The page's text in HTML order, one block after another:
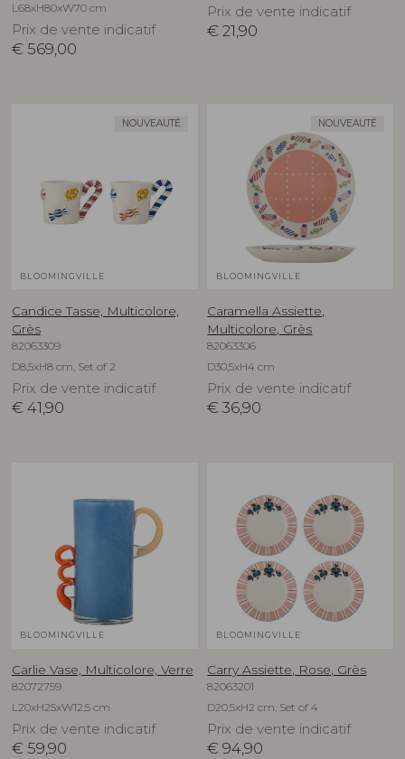
L68xH80xW70 cm
Prix de vente indicatif
€ 569,00
Prix de vente indicatif
€ 21,90
NOUVEAUTÉ
BLOOMINGVILLE
Candice Tasse, Multicolore,
Grès
82063309
D8,5xH8 cm, Set of 2
Prix de vente indicatif
€ 41,90
NOUVEAUTÉ
BLOOMINGVILLE
Caramella Assiette,
Multicolore, Grès
82063306
D30,5xH4 cm
Prix de vente indicatif
€ 36,90
BLOOMINGVILLE
Carlie Vase, Multicolore, Verre
82072759
L20xH25xW12,5 cm
Prix de vente indicatif
€ 59,90
BLOOMINGVILLE
Carry Assiette, Rose, Grès
82063201
D20,5xH2 cm, Set of 4
Prix de vente indicatif
€ 94,90